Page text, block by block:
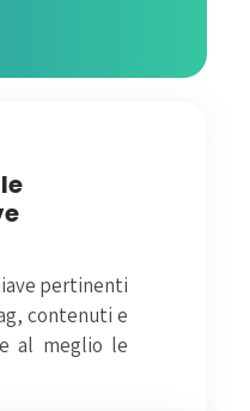
pertinenti
contenuti e
al meglio le